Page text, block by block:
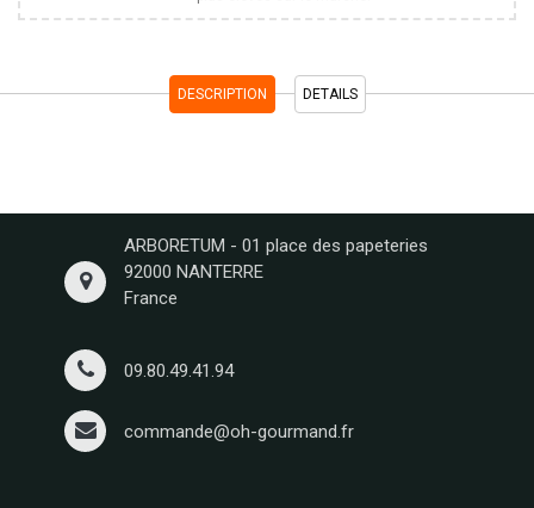
DESCRIPTION DETAILS
ARBORETUM - 01 place des papeteries
92000 NANTERRE
France
09.80.49.41.94
commande@oh-gourmand.fr